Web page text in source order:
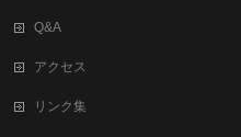
Q&A
アクセス
リンク集